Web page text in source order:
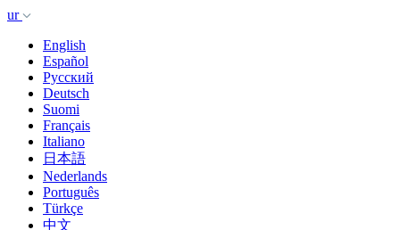
ur
English
Español
Русский
Deutsch
Suomi
Français
Italiano
日本語
Nederlands
Português
Türkçe
中文